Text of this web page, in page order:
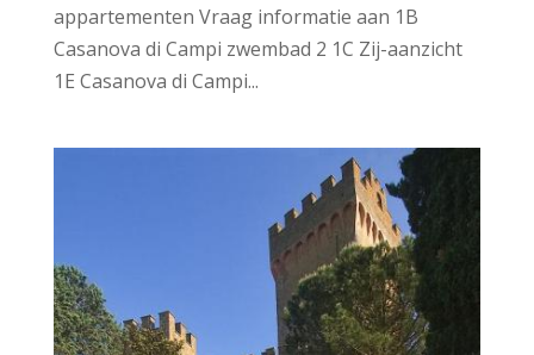
appartementen Vraag informatie aan 1B
Casanova di Campi zwembad 2 1C Zij-aanzicht
1E Casanova di Campi...